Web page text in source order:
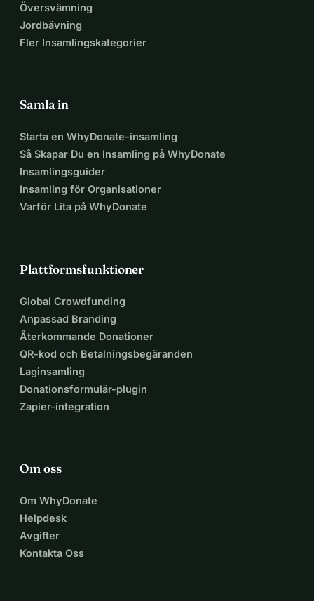
Översvämning
Jordbävning
Fler Insamlingskategorier
Samla in
Starta en WhyDonate-insamling
Så Skapar Du en Insamling på WhyDonate
Insamlingsguider
Insamling för Organisationer
Varför Lita på WhyDonate
Plattformsfunktioner
Global Crowdfunding
Anpassad Branding
Återkommande Donationer
QR-kod och Betalningsbegäranden
Laginsamling
Donationsformulär-plugin
Zapier-integration
Om oss
Om WhyDonate
Helpdesk
Avgifter
Kontakta Oss